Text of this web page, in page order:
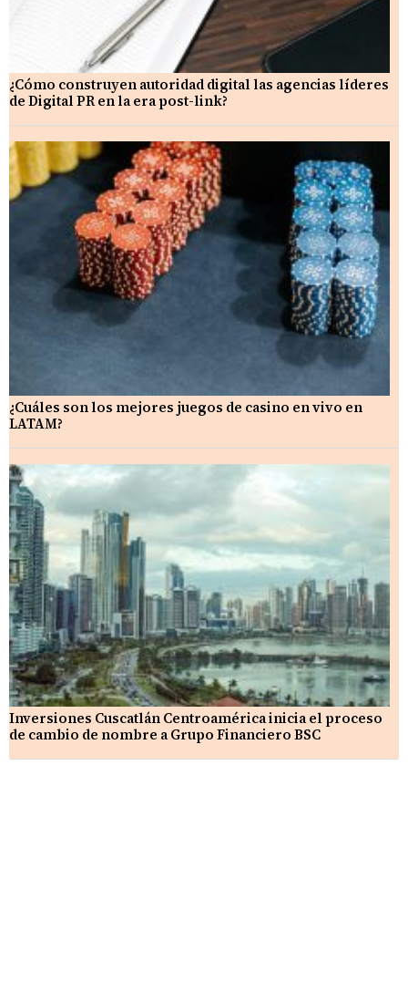
¿Cómo construyen autoridad digital las agencias líderes
de Digital PR en la era post-link?
¿Cuáles son los mejores juegos de casino en vivo en
LATAM?
Inversiones Cuscatlán Centroamérica inicia el proceso
de cambio de nombre a Grupo Financiero BSC